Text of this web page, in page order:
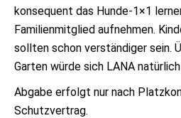
konsequent das Hunde-1×1
Familienmitglied aufnehmen.
sollten schon verständiger sein.
Garten würde sich LANA
Abgabe erfolgt nur nach
Schutzvertrag.